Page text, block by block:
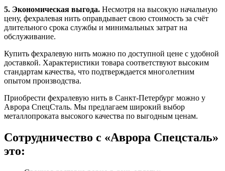
5. Экономическая выгода. Несмотря на высокую начальную
цену, фехралевая нить оправдывает свою стоимость за счёт
длительного срока службы и минимальных затрат на
обслуживание.
Купить фехралевую нить можно по доступной цене с удобной
доставкой. Характеристики товара соответствуют высоким
стандартам качества, что подтверждается многолетним
опытом производства.
Приобрести фехралевую нить в Санкт-Петербург можно у
Аврора СпецСталь. Мы предлагаем широкий выбор
металлопроката высокого качества по выгодным ценам.
Сотрудничество с «Аврора Спецсталь»
это: